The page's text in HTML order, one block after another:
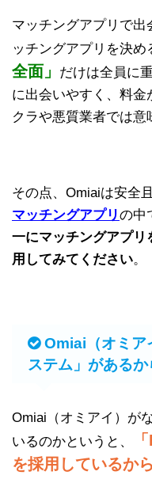
マッチングアプリで
ッチングアプリを決め
全面」
だけは全員に
に出会いやすく、料
クラや悪質業者では意
その点、Omiaiは安全
マッチングアプリの中
一にマッチングアプリ
用してみてください。
Omiai（オミ
ステム」があるか
Omiai（オミアイ）が
いるのかというと、
を採用しているから